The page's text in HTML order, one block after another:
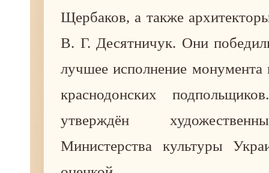
Щербаков, а также
В. Г. Десятничук. Они
лучшее исполнение монумента
краснодонских
утверждён
Министерства культуры